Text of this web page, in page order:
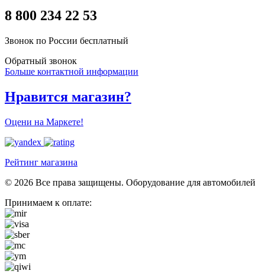
8 800 234 22 53
Звонок по России бесплатный
Обратный звонок
Больше контактной информации
Нравится магазин?
Оцени на Маркете!
Рейтинг магазина
© 2026 Все права защищены. Оборудование для автомобилей
Принимаем к оплате: